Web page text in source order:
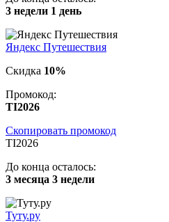
3 недели 1 день
Яндекс Путешествия
Скидка 10%
Промокод:
TI2026
Скопировать промокод
TI2026
До конца осталось:
3 месяца 3 недели
Туту.ру